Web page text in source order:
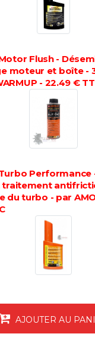
Flush -
moteur et boîte -
- 22.49 €
traitement
du turbo - par
AJOUTER AU